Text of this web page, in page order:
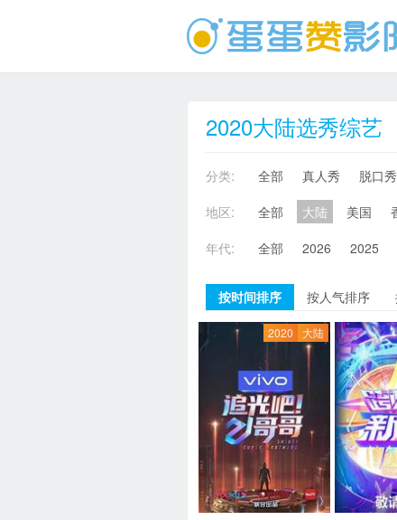
2020大陆选秀综艺
分类: 全部 真人秀 脱口秀
地区:
全部 大陆 美国
年代:
全部 2026 2025
按时间排序 按人气排序
2020 大陆